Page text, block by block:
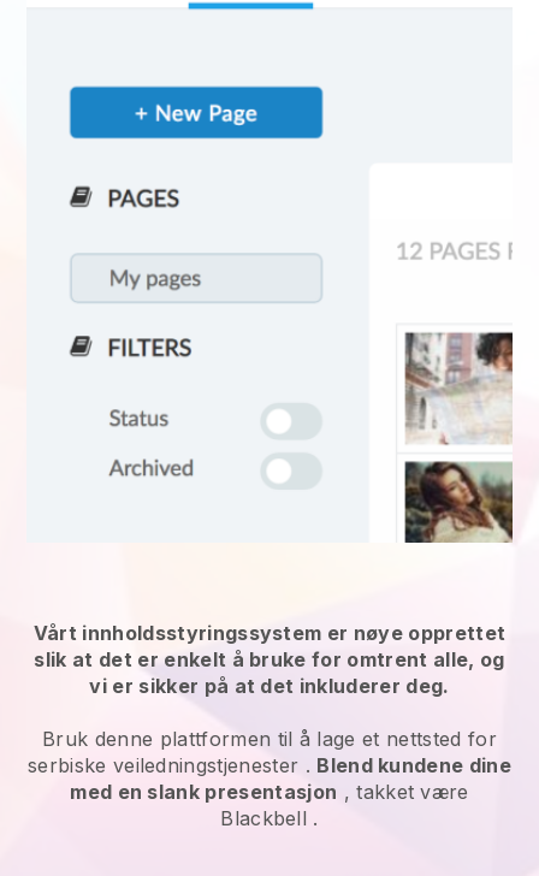
Vårt innholdsstyringssystem er nøye opprettet
slik at det er enkelt å bruke for omtrent alle, og
vi er sikker på at det inkluderer deg.
Bruk denne plattformen til å lage et nettsted for
serbiske veiledningstjenester . Blend kundene dine
med en slank presentasjon , takket være
Blackbell .